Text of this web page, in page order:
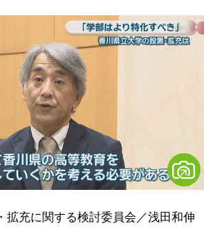
拡充に関する検討委員会／浅田和伸